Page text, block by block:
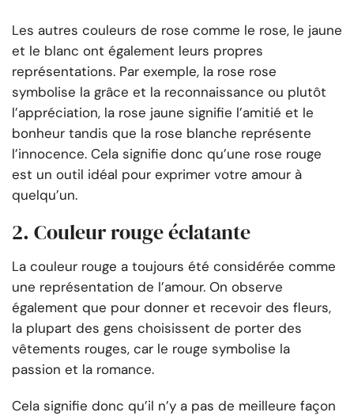
Les autres couleurs de rose comme le rose, le jaune
et le blanc ont également leurs propres
représentations. Par exemple, la rose rose
symbolise la grâce et la reconnaissance ou plutôt
l’appréciation, la rose jaune signifie l’amitié et le
bonheur tandis que la rose blanche représente
l’innocence. Cela signifie donc qu’une rose rouge
est un outil idéal pour exprimer votre amour à
quelqu’un.
2. Couleur rouge éclatante
La couleur rouge a toujours été considérée comme
une représentation de l’amour. On observe
également que pour donner et recevoir des fleurs,
la plupart des gens choisissent de porter des
vêtements rouges, car le rouge symbolise la
passion et la romance.
Cela signifie donc qu’il n’y a pas de meilleure façon